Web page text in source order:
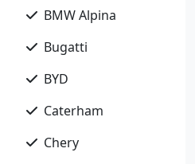
BMW Alpina
Bugatti
BYD
Caterham
Chery